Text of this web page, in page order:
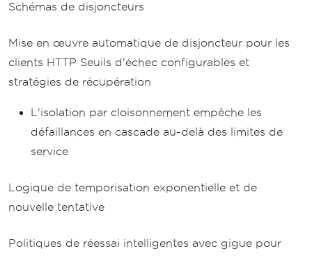
Schémas de disjoncteurs
Mise en œuvre automatique de disjoncteur pour les
clients HTTP Seuils d'échec configurables et
stratégies de récupération
L'isolation par cloisonnement empêche les
défaillances en cascade au-delà des limites de
service
Logique de temporisation exponentielle et de
nouvelle tentative
Politiques de réessai intelligentes avec gigue pour